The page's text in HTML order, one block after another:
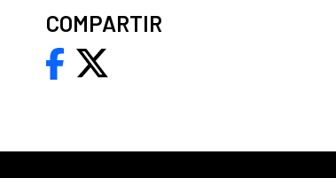
COMPARTIR